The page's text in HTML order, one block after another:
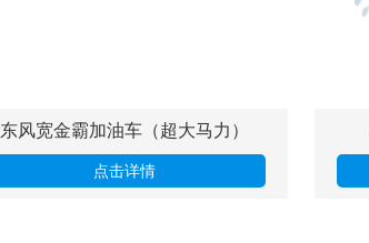
东风宽金霸加油车（超大马力）
点击详情